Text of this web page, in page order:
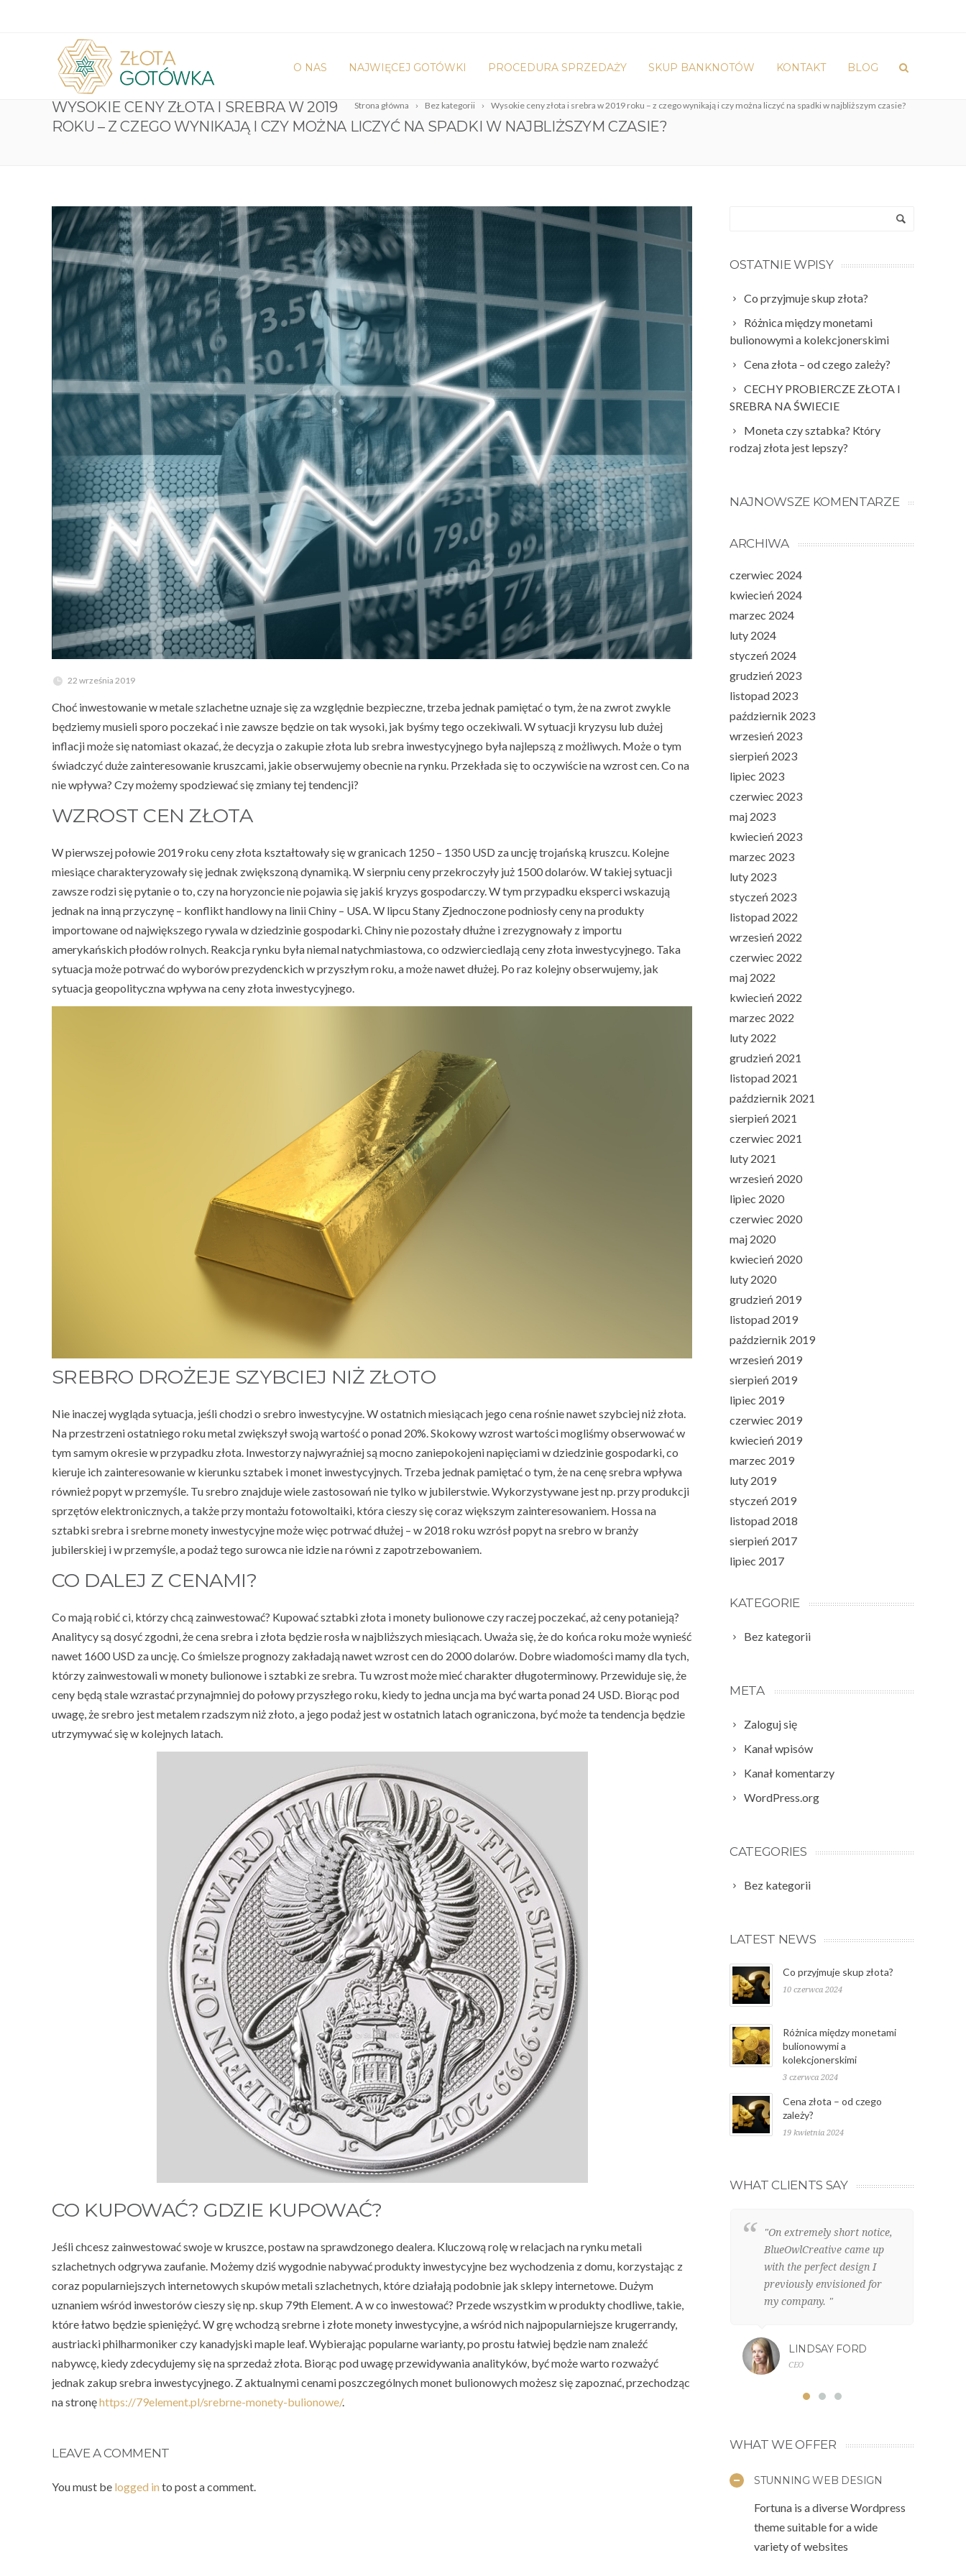
O NAS NAJWIĘCEJ GOTÓWKI PROCEDURA SPRZEDAŻY SKUP BANKNOTÓW KONTAKT BLOG
Strona główna Bez kategorii Wysokie ceny złota i srebra w 2019 roku – z czego wynikają i czy można liczyć na spadki w najbliższym czasie?
WYSOKIE CENY ZŁOTA I SREBRA W 2019
ROKU – Z CZEGO WYNIKAJĄ I CZY MOŻNA LICZYĆ NA SPADKI W NAJBLIŻSZYM CZASIE?
22 września 2019
Choć inwestowanie w metale szlachetne uznaje się za względnie bezpieczne, trzeba jednak pamiętać o tym, że na zwrot zwykle
będziemy musieli sporo poczekać i nie zawsze będzie on tak wysoki, jak byśmy tego oczekiwali. W sytuacji kryzysu lub dużej
inflacji może się natomiast okazać, że decyzja o zakupie złota lub srebra inwestycyjnego była najlepszą z możliwych. Może o tym
świadczyć duże zainteresowanie kruszcami, jakie obserwujemy obecnie na rynku. Przekłada się to oczywiście na wzrost cen. Co na
nie wpływa? Czy możemy spodziewać się zmiany tej tendencji?
WZROST CEN ZŁOTA
W pierwszej połowie 2019 roku ceny złota kształtowały się w granicach 1250 – 1350 USD za uncję trojańską kruszcu. Kolejne
miesiące charakteryzowały się jednak zwiększoną dynamiką. W sierpniu ceny przekroczyły już 1500 dolarów. W takiej sytuacji
zawsze rodzi się pytanie o to, czy na horyzoncie nie pojawia się jakiś kryzys gospodarczy. W tym przypadku eksperci wskazują
jednak na inną przyczynę – konflikt handlowy na linii Chiny – USA. W lipcu Stany Zjednoczone podniosły ceny na produkty
importowane od największego rywala w dziedzinie gospodarki. Chiny nie pozostały dłużne i zrezygnowały z importu
amerykańskich płodów rolnych. Reakcja rynku była niemal natychmiastowa, co odzwierciedlają ceny złota inwestycyjnego. Taka
sytuacja może potrwać do wyborów prezydenckich w przyszłym roku, a może nawet dłużej. Po raz kolejny obserwujemy, jak
sytuacja geopolityczna wpływa na ceny złota inwestycyjnego.
SREBRO DROŻEJE SZYBCIEJ NIŻ ZŁOTO
Nie inaczej wygląda sytuacja, jeśli chodzi o srebro inwestycyjne. W ostatnich miesiącach jego cena rośnie nawet szybciej niż złota.
Na przestrzeni ostatniego roku metal zwiększył swoją wartość o ponad 20%. Skokowy wzrost wartości mogliśmy obserwować w
tym samym okresie w przypadku złota. Inwestorzy najwyraźniej są mocno zaniepokojeni napięciami w dziedzinie gospodarki, co
kieruje ich zainteresowanie w kierunku sztabek i monet inwestycyjnych. Trzeba jednak pamiętać o tym, że na cenę srebra wpływa
również popyt w przemyśle. Tu srebro znajduje wiele zastosowań nie tylko w jubilerstwie. Wykorzystywane jest np. przy produkcji
sprzętów elektronicznych, a także przy montażu fotowoltaiki, która cieszy się coraz większym zainteresowaniem. Hossa na
sztabki srebra i srebrne monety inwestycyjne może więc potrwać dłużej – w 2018 roku wzrósł popyt na srebro w branży
jubilerskiej i w przemyśle, a podaż tego surowca nie idzie na równi z zapotrzebowaniem.
CO DALEJ Z CENAMI?
Co mają robić ci, którzy chcą zainwestować? Kupować sztabki złota i monety bulionowe czy raczej poczekać, aż ceny potanieją?
Analitycy są dosyć zgodni, że cena srebra i złota będzie rosła w najbliższych miesiącach. Uważa się, że do końca roku może wynieść
nawet 1600 USD za uncję. Co śmielsze prognozy zakładają nawet wzrost cen do 2000 dolarów. Dobre wiadomości mamy dla tych,
którzy zainwestowali w monety bulionowe i sztabki ze srebra. Tu wzrost może mieć charakter długoterminowy. Przewiduje się, że
ceny będą stale wzrastać przynajmniej do połowy przyszłego roku, kiedy to jedna uncja ma być warta ponad 24 USD. Biorąc pod
uwagę, że srebro jest metalem rzadszym niż złoto, a jego podaż jest w ostatnich latach ograniczona, być może ta tendencja będzie
utrzymywać się w kolejnych latach.
CO KUPOWAĆ? GDZIE KUPOWAĆ?
Jeśli chcesz zainwestować swoje w kruszce, postaw na sprawdzonego dealera. Kluczową rolę w relacjach na rynku metali
szlachetnych odgrywa zaufanie. Możemy dziś wygodnie nabywać produkty inwestycyjne bez wychodzenia z domu, korzystając z
coraz popularniejszych internetowych skupów metali szlachetnych, które działają podobnie jak sklepy internetowe. Dużym
uznaniem wśród inwestorów cieszy się np. skup 79th Element. A w co inwestować? Przede wszystkim w produkty chodliwe, takie,
które łatwo będzie spieniężyć. W grę wchodzą srebrne i złote monety inwestycyjne, a wśród nich najpopularniejsze krugerrandy,
austriacki philharmoniker czy kanadyjski maple leaf. Wybierając popularne warianty, po prostu łatwiej będzie nam znaleźć
nabywcę, kiedy zdecydujemy się na sprzedaż złota. Biorąc pod uwagę przewidywania analityków, być może warto rozważyć
jednak zakup srebra inwestycyjnego. Z aktualnymi cenami poszczególnych monet bulionowych możesz się zapoznać, przechodząc
na stronęhttps://79element.pl/srebrne-monety-bulionowe/.
LEAVE A COMMENT
You must be logged in to post a comment.
OSTATNIE WPISY
Co przyjmuje skup złota?
Różnica między monetami
bulionowymi a kolekcjonerskimi
Cena złota – od czego zależy?
CECHY PROBIERCZE ZŁOTA I
SREBRA NA ŚWIECIE
Moneta czy sztabka? Który
rodzaj złota jest lepszy?
NAJNOWSZE KOMENTARZE
ARCHIWA
czerwiec 2024
kwiecień 2024
marzec 2024
luty 2024
styczeń 2024
grudzień 2023
listopad 2023
październik 2023
wrzesień 2023
sierpień 2023
lipiec 2023
czerwiec 2023
maj 2023
kwiecień 2023
marzec 2023
luty 2023
styczeń 2023
listopad 2022
wrzesień 2022
czerwiec 2022
maj 2022
kwiecień 2022
marzec 2022
luty 2022
grudzień 2021
listopad 2021
październik 2021
sierpień 2021
czerwiec 2021
luty 2021
wrzesień 2020
lipiec 2020
czerwiec 2020
maj 2020
kwiecień 2020
luty 2020
grudzień 2019
listopad 2019
październik 2019
wrzesień 2019
sierpień 2019
lipiec 2019
czerwiec 2019
kwiecień 2019
marzec 2019
luty 2019
styczeń 2019
listopad 2018
sierpień 2017
lipiec 2017
KATEGORIE
Bez kategorii
META
Zaloguj się
Kanał wpisów
Kanał komentarzy
WordPress.org
CATEGORIES
Bez kategorii
LATEST NEWS
Co przyjmuje skup złota?
10 czerwca 2024
Różnica między monetami
bulionowymi a
kolekcjonerskimi
3 czerwca 2024
Cena złota – od czego
zależy?
19 kwietnia 2024
WHAT CLIENTS SAY
"On extremely short notice,
BlueOwlCreative came up
with the perfect design I
previously envisioned for
my company. "
LINDSAY FORD
CEO
WHAT WE OFFER
STUNNING WEB DESIGN
Fortuna is a diverse Wordpress
theme suitable for a wide
variety of websites